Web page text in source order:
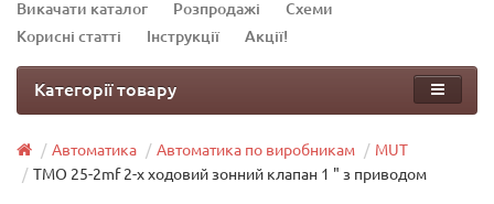
Викачати каталог Розпродажі
Схеми
Корисні статті
Інструкції Акції!
Категорії товару
Автоматика Автоматика по виробникам
MUT
TMO 25-2mf 2-x ходовий зонний клапан 1 " з приводом